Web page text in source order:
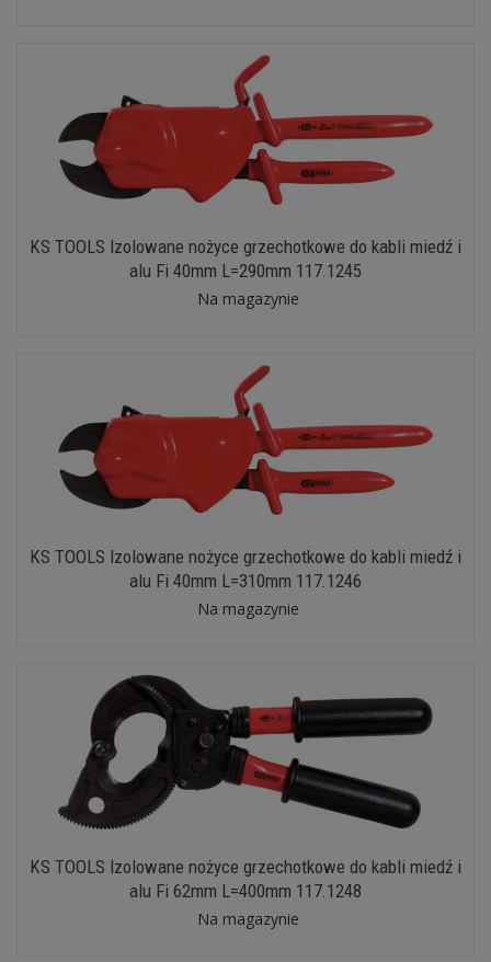
KS TOOLS Izolowane nożyce grzechotkowe do kabli miedź i
alu Fi 40mm L=290mm 117.1245
Na magazynie
KS TOOLS Izolowane nożyce grzechotkowe do kabli miedź i
alu Fi 40mm L=310mm 117.1246
Na magazynie
KS TOOLS Izolowane nożyce grzechotkowe do kabli miedź i
alu Fi 62mm L=400mm 117.1248
Na magazynie